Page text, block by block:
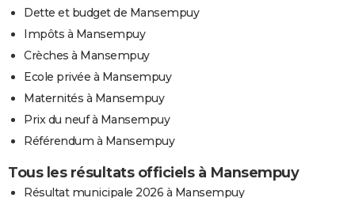
Dette et budget de Mansempuy
Impôts à Mansempuy
Crèches à Mansempuy
Ecole privée à Mansempuy
Maternités à Mansempuy
Prix du neuf à Mansempuy
Référendum à Mansempuy
Tous les résultats officiels à Mansempuy
Résultat municipale 2026 à Mansempuy